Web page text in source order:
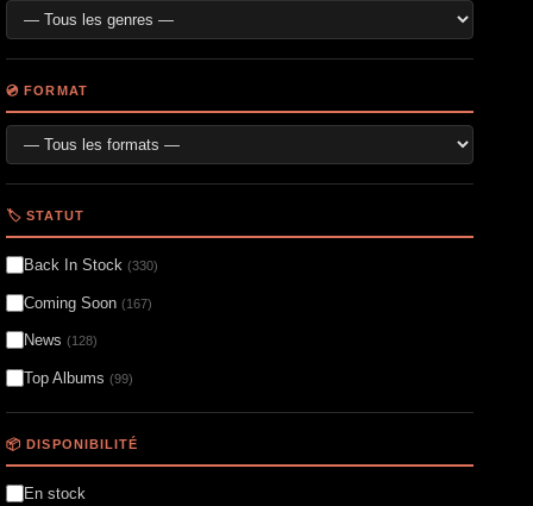
💿 FORMAT
🏷️ STATUT
Back In Stock (330)
Coming Soon (167)
News (128)
Top Albums (99)
📦 DISPONIBILITÉ
En stock